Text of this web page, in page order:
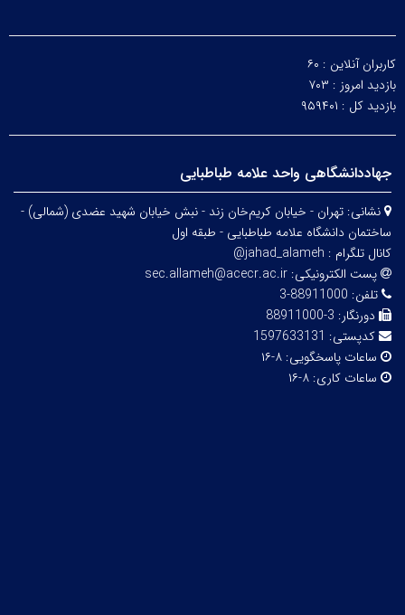
کاربران آنلاین : ۶۰
بازدید امروز : ۷۰۳
بازدید کل : ۹۵۹۴۰۱
جهاددانشگاهی واحد علامه طباطبایی
نشانی: تهران - خیابان کریم‌خان زند - نبش خیابان شهید عضدی (شمالی) -
ساختمان دانشگاه علامه طباطبایی - طبقه اول
کانال تلگرام : jahad_alameh@
پست الکترونیکی: sec.allameh@acecr.ac.ir
تلفن: 88911000-3
دورنگار: 3-88911000
کدپستی: 1597633131
ساعات پاسخگویی: ۸-۱۶
ساعات کاری: ۸-۱۶